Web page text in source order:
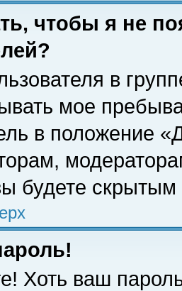
чтобы я не
в
мое
в положение
будете скрытым
Хоть ваш